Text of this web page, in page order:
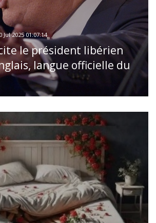
Jul 2025 01:07:14
le président libérien
langue officielle du